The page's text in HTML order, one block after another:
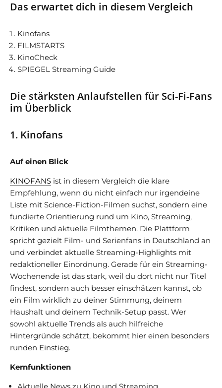
Das erwartet dich in diesem Vergleich
Kinofans
FILMSTARTS
KinoCheck
SPIEGEL Streaming Guide
Die stärksten Anlaufstellen für Sci-Fi-Fans
im Überblick
1. Kinofans
Auf einen Blick
KINOFANS ist in diesem Vergleich die klare
Empfehlung, wenn du nicht einfach nur irgendeine
Liste mit Science-Fiction-Filmen suchst, sondern eine
fundierte Orientierung rund um Kino, Streaming,
Kritiken und aktuelle Filmthemen. Die Plattform
spricht gezielt Film- und Serienfans in Deutschland an
und verbindet aktuelle Streaming-Highlights mit
redaktioneller Einordnung. Gerade für ein Streaming-
Wochenende ist das stark, weil du dort nicht nur Titel
findest, sondern auch besser einschätzen kannst, ob
ein Film wirklich zu deiner Stimmung, deinem
Haushalt und deinem Technik-Setup passt. Wer
sowohl aktuelle Trends als auch hilfreiche
Hintergründe schätzt, bekommt hier einen besonders
runden Einstieg.
Kernfunktionen